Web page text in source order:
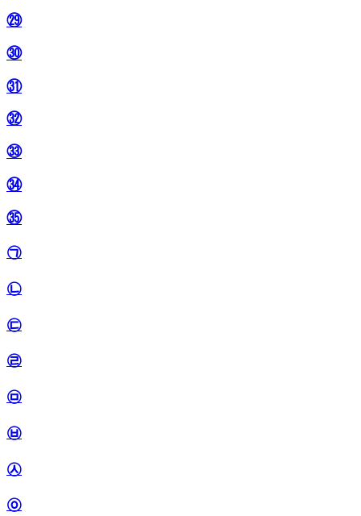
㉙
㉚
㉛
㉜
㉝
㉞
㉟
㉠
㉡
㉢
㉣
㉤
㉥
㉦
㉧